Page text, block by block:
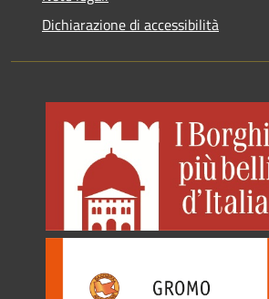
Dichiarazione di accessibilità